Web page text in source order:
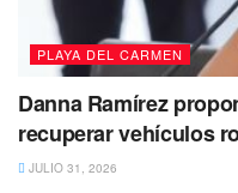
PLAYA DEL CARMEN
Danna Ramírez
recuperar vehículos
JULIO 31, 2026